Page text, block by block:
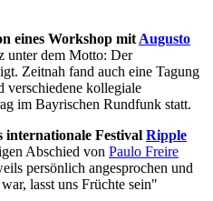
eines Workshop mit Augusto
unter dem Motto: Der
Zeitnah fand auch eine Tagung
verschiedene kollegiale
im Bayrischen Rundfunk statt.
internationale Festival Ripple
Abschied von Paulo Freire
persönlich angesprochen und
lasst uns Früchte sein"